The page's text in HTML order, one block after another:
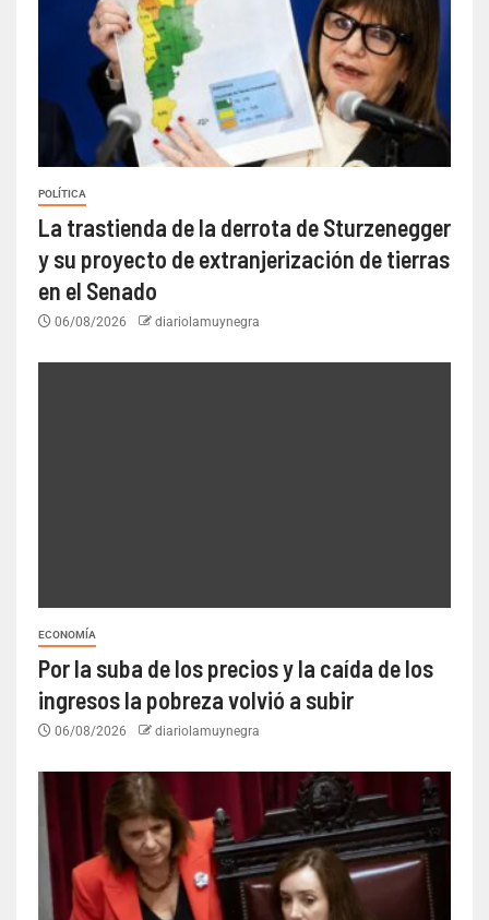
POLÍTICA
La trastienda de la derrota de Sturzenegger
y su proyecto de extranjerización de tierras
en el Senado
06/08/2026 diariolamuynegra
ECONOMÍA
Por la suba de los precios y la caída de los
ingresos la pobreza volvió a subir
06/08/2026 diariolamuynegra